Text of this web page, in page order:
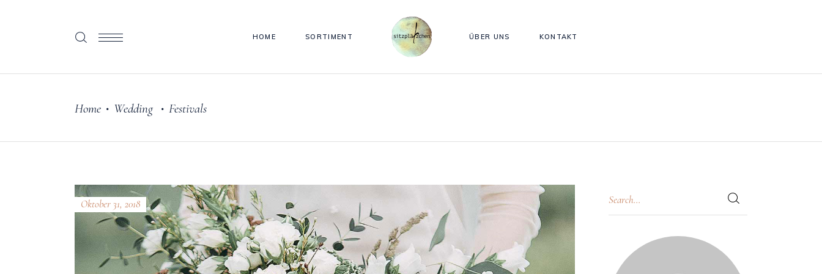
HOME SORTIMENT ÜBER UNS KONTAKT
Home • Wedding • Festivals
Oktober 31, 2018